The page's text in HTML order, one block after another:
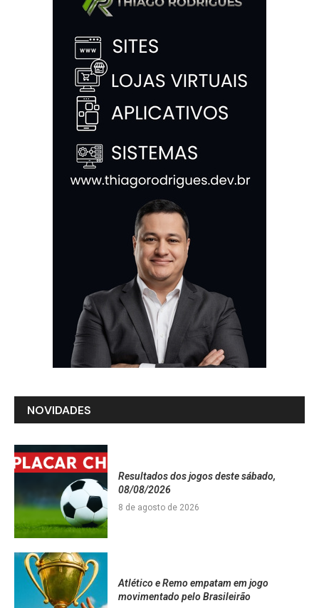
NOVIDADES
Resultados dos jogos deste sábado,
08/08/2026
8 de agosto de 2026
Atlético e Remo empatam em jogo
movimentado pelo Brasileirão